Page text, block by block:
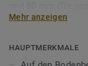
unsere
Mehr anzeigen
HAUPTMERKMALE